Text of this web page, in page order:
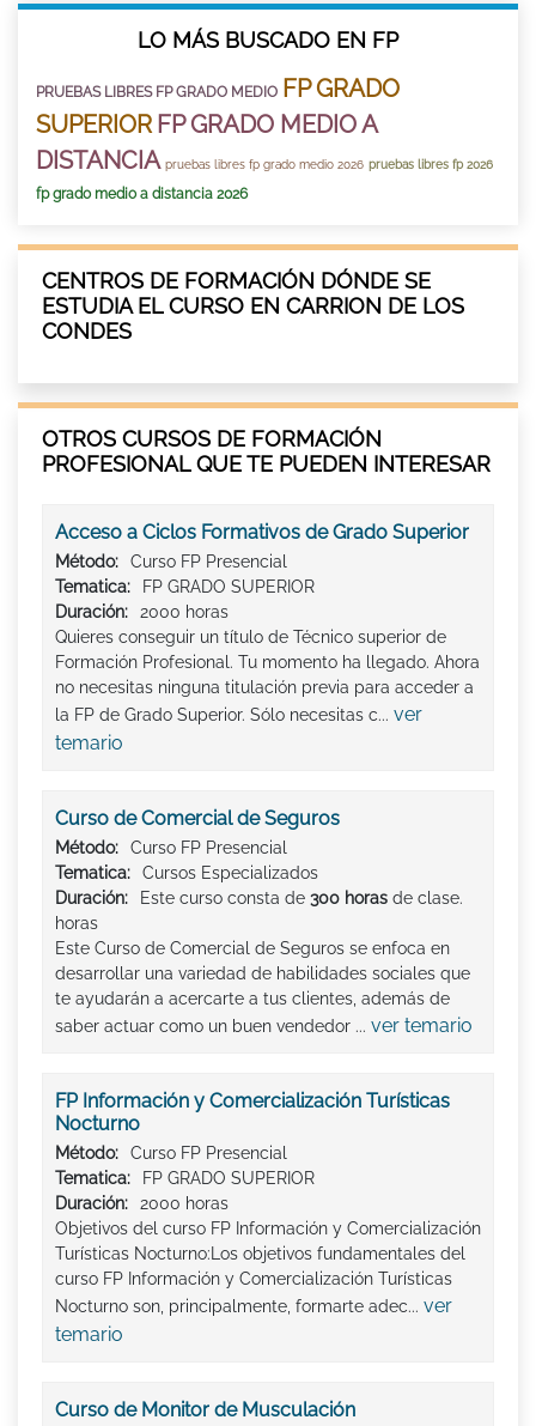
LO MÁS BUSCADO EN FP
PRUEBAS LIBRES FP GRADO MEDIO FP GRADO
SUPERIOR FP GRADO MEDIO A
DISTANCIA pruebas libres fp grado medio 2026 pruebas libres fp 2026
fp grado medio a distancia 2026
CENTROS DE FORMACIÓN DÓNDE SE
ESTUDIA EL CURSO EN CARRION DE LOS
CONDES
OTROS CURSOS DE FORMACIÓN
PROFESIONAL QUE TE PUEDEN INTERESAR
Acceso a Ciclos Formativos de Grado Superior
Método:
Curso FP Presencial
Tematica:
FP GRADO SUPERIOR
Duración:
2000 horas
Quieres conseguir un título de Técnico superior de
Formación Profesional. Tu momento ha llegado. Ahora
no necesitas ninguna titulación previa para acceder a
la FP de Grado Superior. Sólo necesitas c... ver
temario
Curso de Comercial de Seguros
Método:
Curso FP Presencial
Tematica:
Cursos Especializados
Duración:
Este curso consta de 300 horas de clase.
horas
Este Curso de Comercial de Seguros se enfoca en
desarrollar una variedad de habilidades sociales que
te ayudarán a acercarte a tus clientes, además de
saber actuar como un buen vendedor ... ver temario
FP Información y Comercialización Turísticas
Nocturno
Método:
Curso FP Presencial
Tematica:
FP GRADO SUPERIOR
Duración:
2000 horas
Objetivos del curso FP Información y Comercialización
Turísticas Nocturno:Los objetivos fundamentales del
curso FP Información y Comercialización Turísticas
Nocturno son, principalmente, formarte adec... ver
temario
Curso de Monitor de Musculación